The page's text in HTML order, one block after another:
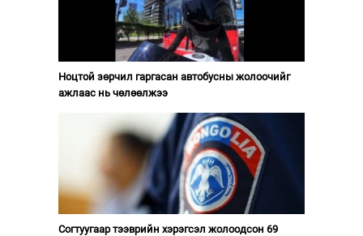
Ноцтой зөрчил гаргасан автобусны жолоочийг
ажлаас нь чөлөөлжээ
Согтуугаар тээврийн хэрэгсэл жолоодсон 69